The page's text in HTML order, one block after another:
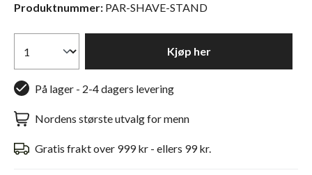
Produktnummer: PAR-SHAVE-STAND
Kjøp her
På lager - 2-4 dagers levering
Nordens største utvalg for menn
Gratis frakt over 999 kr - ellers 99 kr.